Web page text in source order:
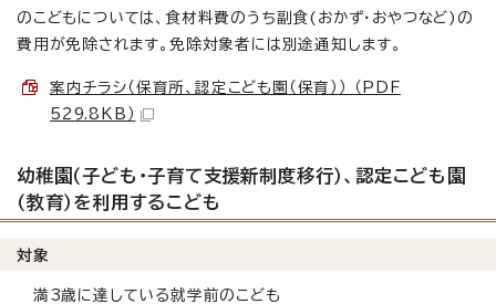
のこどもについては、食材料費のうち副食(おかず・おやつなど)の
費用が免除されます。免除対象者には別途通知します。
案内チラシ（保育所、認定こども園（保育）） （PDF
529.8KB）
幼稚園（子ども・子育て支援新制度移行）、認定こども園
（教育）を利用するこども
対象
満3歳に達している就学前のこども